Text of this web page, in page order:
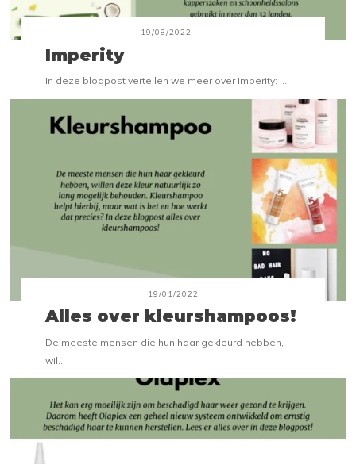
19/08/2022
Imperity
In deze blogpost vertellen we meer over Imperity: ...
19/01/2022
Alles over kleurshampoos!
De meeste mensen die hun haar gekleurd hebben,
wil...